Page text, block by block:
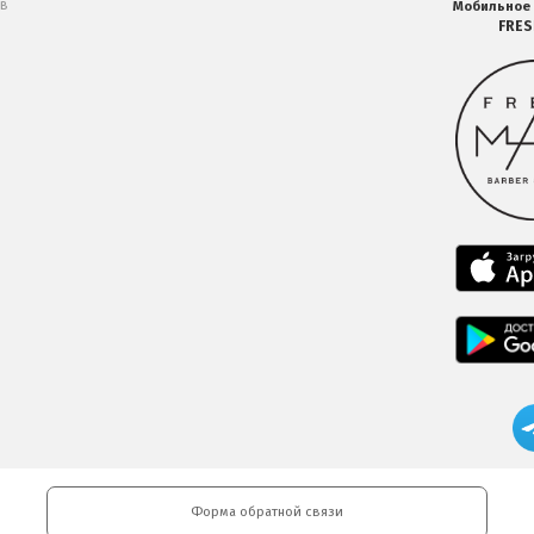
Мобильное
Форма обратной связи